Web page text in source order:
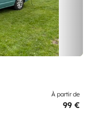
À partir de
99 €